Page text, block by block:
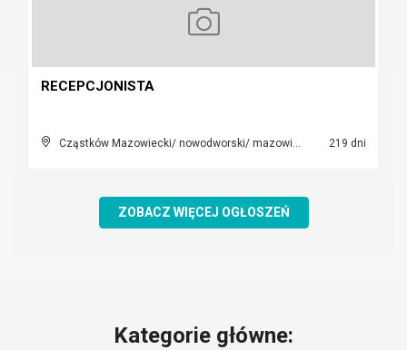
RECEPCJONISTA
Cząstków Mazowiecki/ nowodworski/ mazowieckie 219 dni
ZOBACZ WIĘCEJ OGŁOSZEŃ
Kategorie główne: